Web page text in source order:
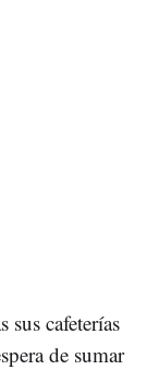
sus cafeterías
de sumar